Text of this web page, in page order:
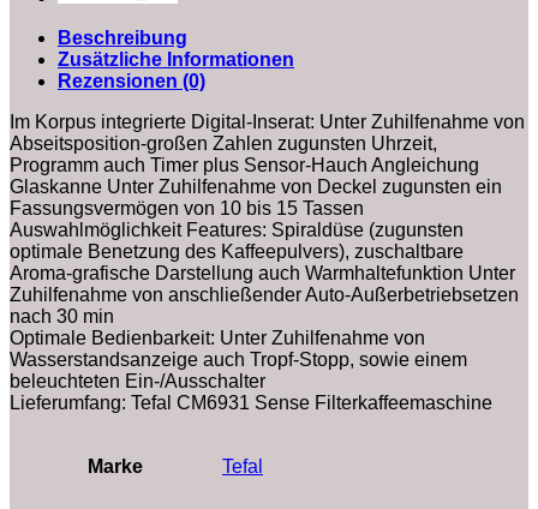
Beschreibung
Zusätzliche Informationen
Rezensionen (0)
Im Korpus integrierte Digital-Inserat: Unter Zuhilfenahme von
Abseitsposition-großen Zahlen zugunsten Uhrzeit,
Programm auch Timer plus Sensor-Hauch Angleichung
Glaskanne Unter Zuhilfenahme von Deckel zugunsten ein
Fassungsvermögen von 10 bis 15 Tassen
Auswahlmöglichkeit Features: Spiraldüse (zugunsten
optimale Benetzung des Kaffeepulvers), zuschaltbare
Aroma-grafische Darstellung auch Warmhaltefunktion Unter
Zuhilfenahme von anschließender Auto-Außerbetriebsetzen
nach 30 min
Optimale Bedienbarkeit: Unter Zuhilfenahme von
Wasserstandsanzeige auch Tropf-Stopp, sowie einem
beleuchteten Ein-/Ausschalter
Lieferumfang: Tefal CM6931 Sense Filterkaffeemaschine
Marke ‎Tefal